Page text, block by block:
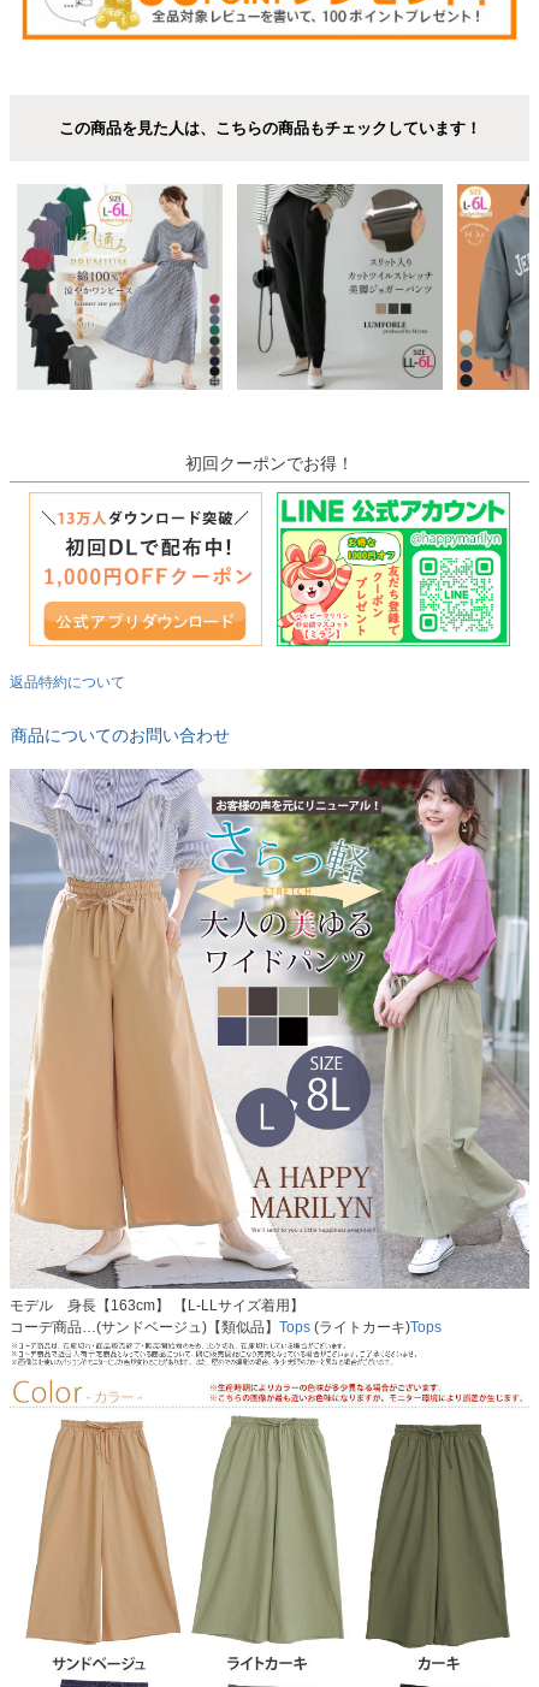
この商品を見た人は、こちらの商品もチェックしています！
初回クーポンでお得！
返品特約について
商品についてのお問い合わせ
モデル 身長【163cm】 【L-LLサイズ着用】
コーデ商品…(サンドベージュ)【類似品】 Tops (ライトカーキ)Tops